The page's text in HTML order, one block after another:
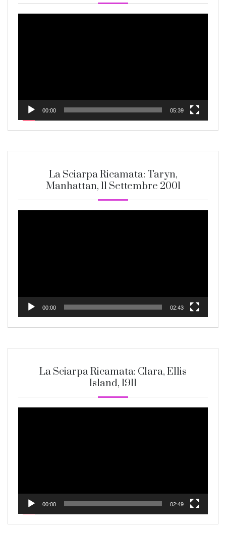
00:00 05:39
La Sciarpa Ricamata: Taryn,
Manhattan, 11 Settembre 2001
00:00 02:43
La Sciarpa Ricamata: Clara, Ellis
Island, 1911
00:00 02:49